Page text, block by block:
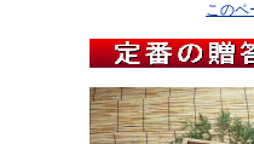
このペ